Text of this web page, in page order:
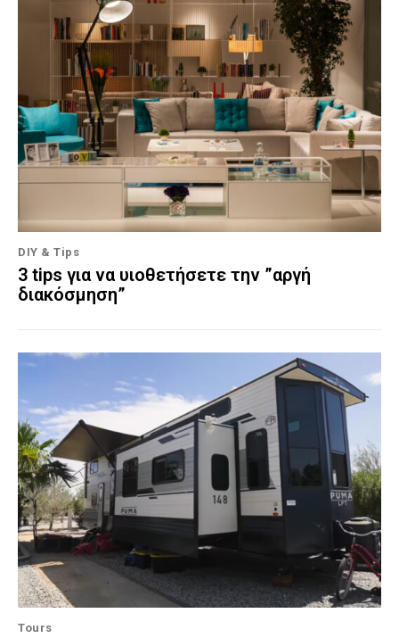
DIY & Tips
3 tips για να υιοθετήσετε την ”αργή
διακόσμηση”
Tours